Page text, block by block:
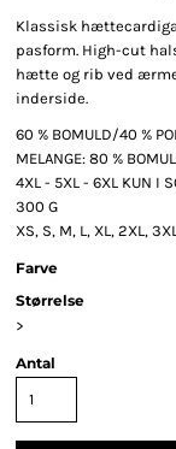
Klassisk
pasform. High-cut
hætte og rib ved
inderside.
60 % BOMULD/40 %
MELANGE: 80 %
4XL - 5XL - 6XL KUN I
300 G
XS, S, M, L, XL, 2XL,
Farve
Størrelse
>
Antal